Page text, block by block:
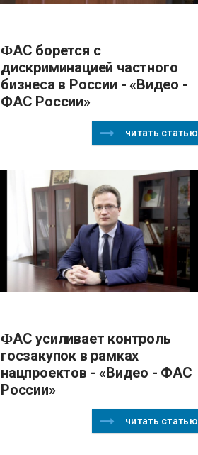
ФАС борется с
дискриминацией частного
бизнеса в России - «Видео -
ФАС России»
читать статью
ФАС усиливает контроль
госзакупок в рамках
нацпроектов - «Видео - ФАС
России»
читать статью